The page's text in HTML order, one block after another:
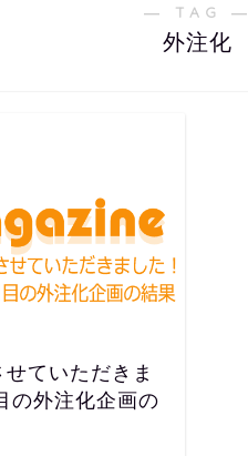
― TAG ―
外注化
ていただきま
の外注化企画の